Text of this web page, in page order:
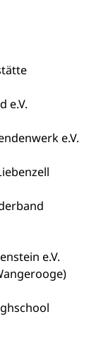
e.V.
e.V.
e.V.